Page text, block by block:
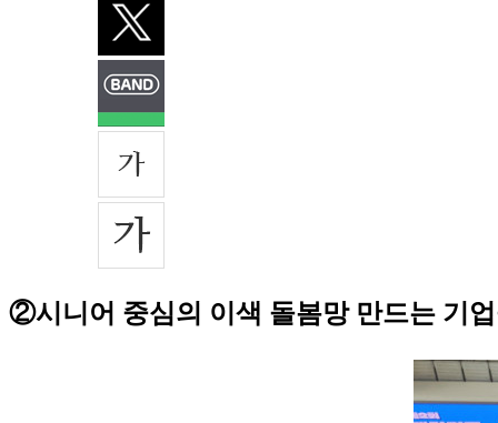
②시니어 중심의 이색 돌봄망 만드는 기